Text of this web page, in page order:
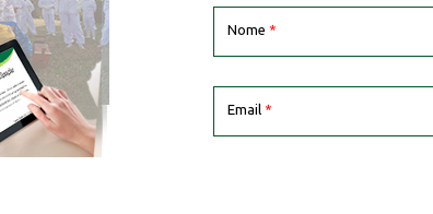
Nome *
Email *